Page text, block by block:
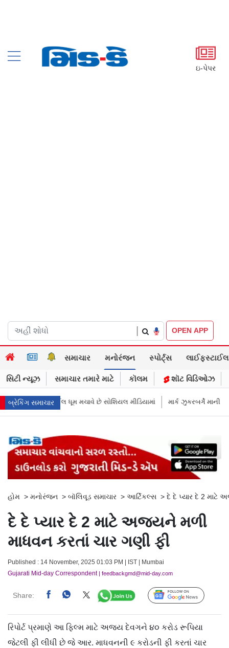
ઇ-પેપર
OPEN APP
સમાચાર મનોરંજન સ્પોર્ટ્સ લાઈફસ્ટાઈલ
સિટી ન્યૂઝ સમાચાર તમારે માટે કૉલમ શૉટ વિડિઓઝ
બ્રેકિંગ સમાચારમાર્ક ઝુકરબર્ગે માની Metaની ભૂલ, ચાઈલ્ડ અબ્યૂઝ કૉન્ટેન્ટ અને ડીપફેક
હોમ > મનોરંજન > બૉલિવૂડ સમાચાર > આર્ટિકલ્સ > દે દે પ્યાર દે 2 માટે
દે દે પ્યાર દે 2 માટે અજયને મળી
માધવન કરતાં ચાર ગણી ફી
Published : 14 November, 2025 01:03 PM | IST | Mumbai
Gujarati Mid-day Correspondent| feedbackgmd@mid-day.com
Share: Follow Us
રિપોર્ટ પ્રમાણે આ ફિલ્મ માટે અજય દેવગને ૪૦ કરોડ રૂપિયા
જેટલી ફી લીધી છે જે આર. માધવનની ૯ કરોડની ફી કરતાં ચાર